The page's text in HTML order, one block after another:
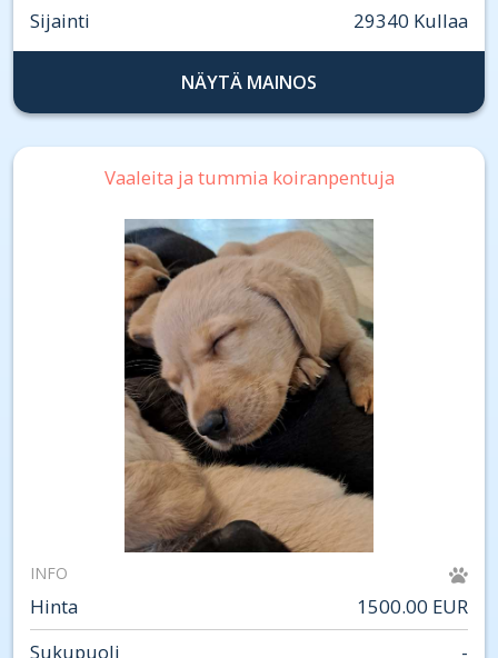
Sijainti
29340 Kullaa
NÄYTÄ MAINOS
Vaaleita ja tummia koiranpentuja
INFO
Hinta
1500.00 EUR
Sukupuoli
-